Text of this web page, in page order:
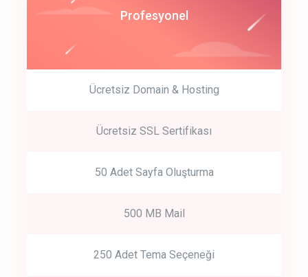
Get Started
Start by trying our service for 30 days free trial no credit card
Profesyonel
Ücretsiz Domain & Hosting
Ücretsiz SSL Sertifikası
50 Adet Sayfa Oluşturma
500 MB Mail
250 Adet Tema Seçeneği
Start Up